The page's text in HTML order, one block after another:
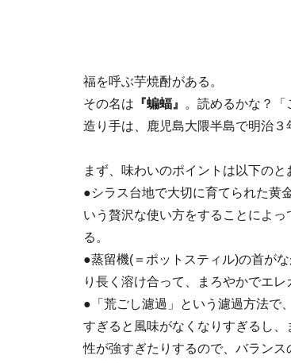
福を呼ぶ芋焼酎がある。
その名は 『蝙蝠』
。読めるかな？「
造り手は、鹿児島大隈半島で明治３
まず、味わいのポイントは以下のと
●シラス台地で大切に育てられた黄
いう贅沢な使い方をすることによ
る。
●蒸留機(＝ポットスティル)の首が
り長く溶け合って、まろやかでエレ
●「荒ごし濾過」という濾過方法で
すぎると風味がなくなりすぎるし
性が強すぎたりするので、バラン